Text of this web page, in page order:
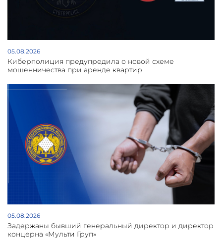
05.08.2026
Киберполиция предупредила о новой схеме
мошенничества при аренде квартир
05.08.2026
Задержаны бывший генеральный директор и директор
концерна «Мульти Груп»